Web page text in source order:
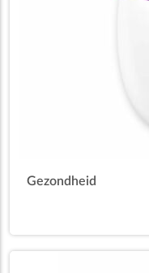
Gezondheid